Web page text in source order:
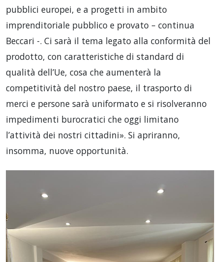
pubblici europei, e a progetti in ambito
imprenditoriale pubblico e provato – continua
Beccari -. Ci sarà il tema legato alla conformità del
prodotto, con caratteristiche di standard di
qualità dell’Ue, cosa che aumenterà la
competitività del nostro paese, il trasporto di
merci e persone sarà uniformato e si risolveranno
impedimenti burocratici che oggi limitano
l’attività dei nostri cittadini». Si apriranno,
insomma, nuove opportunità.